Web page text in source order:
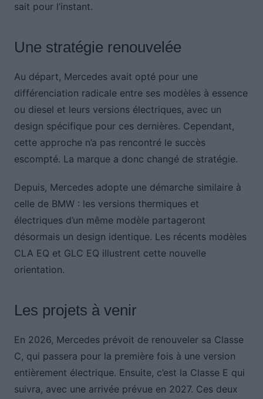
sait pour l’instant.
Une stratégie renouvelée
Au départ, Mercedes avait opté pour une
différenciation radicale entre ses modèles à essence
ou diesel et leurs versions électriques, avec un
design spécifique pour ces dernières. Cependant,
cette approche n’a pas rencontré le succès
escompté. La marque a donc changé de stratégie.
Depuis, Mercedes adopte une démarche similaire à
celle de BMW : les versions thermiques et
électriques d’un même modèle partageront
désormais un design identique. Les récents modèles
CLA EQ et GLC EQ illustrent cette nouvelle
orientation.
Les projets à venir
En 2026, Mercedes prévoit de renouveler sa Classe
C, qui passera pour la première fois à une version
entièrement électrique. Ensuite, c’est la Classe E qui
suivra, avec une arrivée prévue en 2027. Ces deux